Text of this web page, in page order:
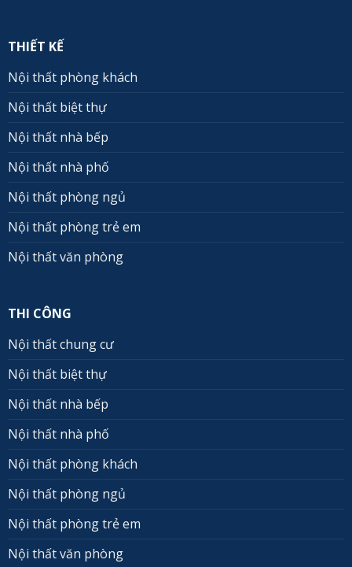
THIẾT KẾ
Nội thất phòng khách
Nội thất biệt thự
Nội thất nhà bếp
Nội thất nhà phố
Nội thất phòng ngủ
Nội thất phòng trẻ em
Nội thất văn phòng
THI CÔNG
Nội thất chung cư
Nội thất biệt thự
Nội thất nhà bếp
Nội thất nhà phố
Nội thất phòng khách
Nội thất phòng ngủ
Nội thất phòng trẻ em
Nội thất văn phòng